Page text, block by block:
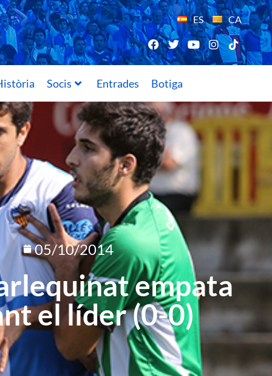
ES CA
Socis Entrades Botiga
05/10/2014
empata
el líder (0-0)